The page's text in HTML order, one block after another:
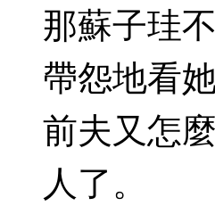
那蘇子珪
帶怨地看她
前夫又怎
人了。